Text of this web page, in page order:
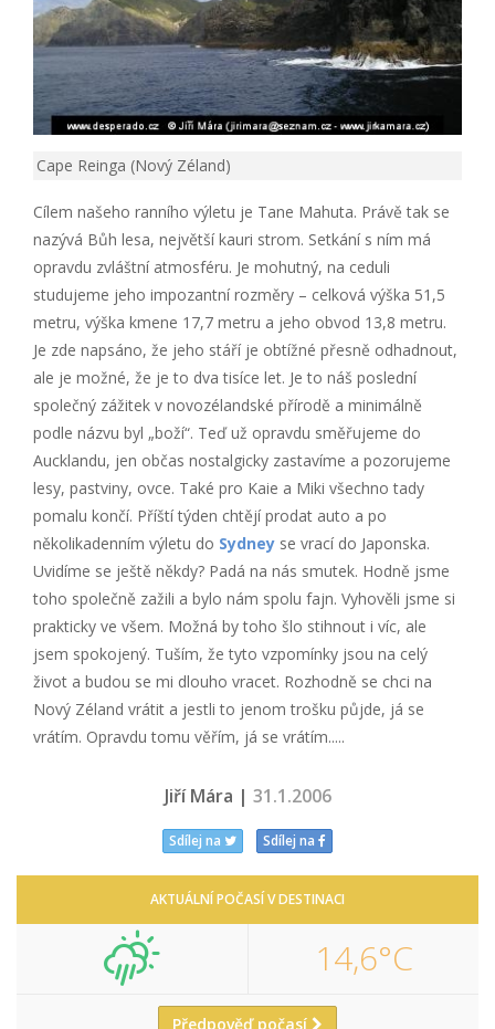
Cape Reinga (Nový Zéland)
Cílem našeho ranního výletu je Tane Mahuta. Právě tak se
nazývá Bůh lesa, největší kauri strom. Setkání s ním má
opravdu zvláštní atmosféru. Je mohutný, na ceduli
studujeme jeho impozantní rozměry – celková výška 51,5
metru, výška kmene 17,7 metru a jeho obvod 13,8 metru.
Je zde napsáno, že jeho stáří je obtížné přesně odhadnout,
ale je možné, že je to dva tisíce let. Je to náš poslední
společný zážitek v novozélandské přírodě a minimálně
podle názvu byl „boží“. Teď už opravdu směřujeme do
Aucklandu, jen občas nostalgicky zastavíme a pozorujeme
lesy, pastviny, ovce. Také pro Kaie a Miki všechno tady
pomalu končí. Příští týden chtějí prodat auto a po
několikadenním výletu do Sydney se vrací do Japonska.
Uvidíme se ještě někdy? Padá na nás smutek. Hodně jsme
toho společně zažili a bylo nám spolu fajn. Vyhověli jsme si
prakticky ve všem. Možná by toho šlo stihnout i víc, ale
jsem spokojený. Tuším, že tyto vzpomínky jsou na celý
život a budou se mi dlouho vracet. Rozhodně se chci na
Nový Zéland vrátit a jestli to jenom trošku půjde, já se
vrátím. Opravdu tomu věřím, já se vrátím.....
Jiří Mára | 31.1.2006
Sdílej na Sdílej na
AKTUÁLNÍ POČASÍ V DESTINACI
14,6°C
Předpověď počasí